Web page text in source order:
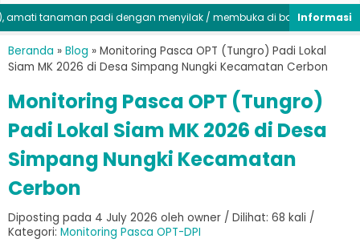
tanaman padi dengan menyilak / membuka di bagian batang,
Beranda » Blog » Monitoring Pasca OPT (Tungro) Padi Lokal
Siam MK 2026 di Desa Simpang Nungki Kecamatan Cerbon
Monitoring Pasca OPT (Tungro)
Padi Lokal Siam MK 2026 di Desa
Simpang Nungki Kecamatan
Cerbon
Diposting pada 4 July 2026 oleh owner / Dilihat: 68 kali /
Kategori: Monitoring Pasca OPT-DPI